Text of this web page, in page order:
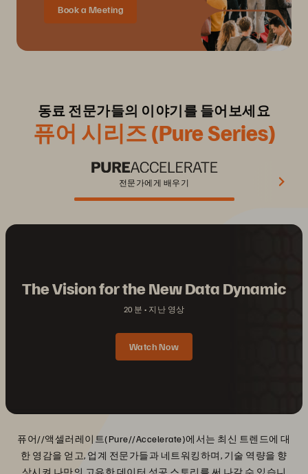
Book a Meeting
동료 전문가들의 이야기를 들어보세요
퓨어 시리즈 (Pure Series)
전문가에게 배우기
The Vision for the New Data Dynamic
20 분 지난 영상
Watch Now
퓨어//액셀러레이트(Pure//Accelerate)에서는 최신 트렌드에 대
한 영감을 얻고, 업계 전문가들과 네트워킹하며, 기술 역량을 향
상시켜 나만의 고유한 데이터 성공 스토리를 써 나갈 수 있습니